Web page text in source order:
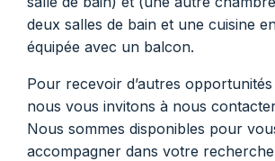
deux salles de bain et une cuisine
équipée avec un balcon.
Pour recevoir d’autres
nous vous invitons à nous
Nous sommes disponibles pour
accompagner dans votre recherche